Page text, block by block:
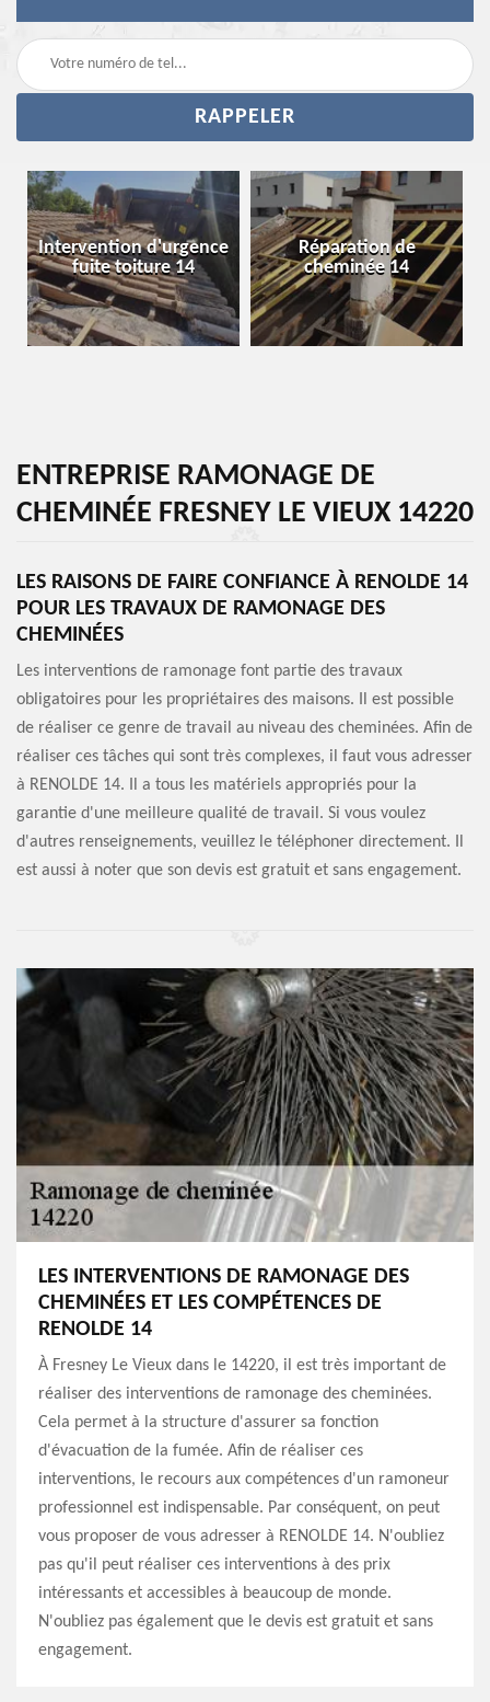
Intervention d'urgence
fuite toiture 14
Réparation de
cheminée 14
ENTREPRISE RAMONAGE DE
CHEMINÉE FRESNEY LE VIEUX 14220
LES RAISONS DE FAIRE CONFIANCE À RENOLDE 14
POUR LES TRAVAUX DE RAMONAGE DES
CHEMINÉES
Les interventions de ramonage font partie des travaux
obligatoires pour les propriétaires des maisons. Il est possible
de réaliser ce genre de travail au niveau des cheminées. Afin de
réaliser ces tâches qui sont très complexes, il faut vous adresser
à RENOLDE 14. Il a tous les matériels appropriés pour la
garantie d'une meilleure qualité de travail. Si vous voulez
d'autres renseignements, veuillez le téléphoner directement. Il
est aussi à noter que son devis est gratuit et sans engagement.
LES INTERVENTIONS DE RAMONAGE DES
CHEMINÉES ET LES COMPÉTENCES DE
RENOLDE 14
À Fresney Le Vieux dans le 14220, il est très important de
réaliser des interventions de ramonage des cheminées.
Cela permet à la structure d'assurer sa fonction
d'évacuation de la fumée. Afin de réaliser ces
interventions, le recours aux compétences d'un ramoneur
professionnel est indispensable. Par conséquent, on peut
vous proposer de vous adresser à RENOLDE 14. N'oubliez
pas qu'il peut réaliser ces interventions à des prix
intéressants et accessibles à beaucoup de monde.
N'oubliez pas également que le devis est gratuit et sans
engagement.